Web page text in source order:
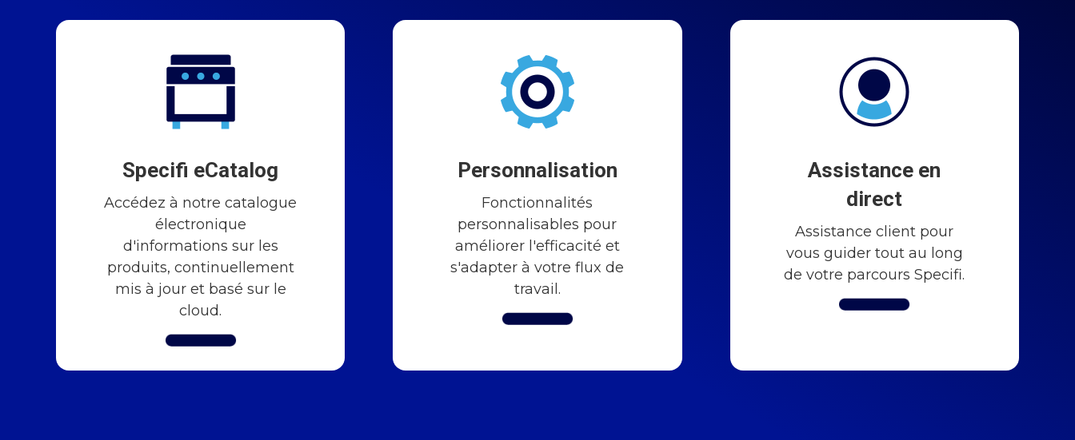
Specifi eCatalog
Accédez à notre catalogue
électronique
d'informations sur les
produits, continuellement
mis à jour et basé sur le
cloud.
Personnalisation
Fonctionnalités
personnalisables pour
améliorer l'efficacité et
s'adapter à votre flux de
travail.
Assistance en
direct
Assistance client pour
vous guider tout au long
de votre parcours Specifi.